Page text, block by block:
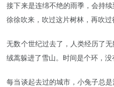
接下来是连绵不绝的雨季，会持
徐徐吹来，吹过这片树林，再吹过
无数个世纪过去了，人类经历了
绒蒿躲进了雪山。时间是个环，没
每当谈起去过的城市，小兔子总